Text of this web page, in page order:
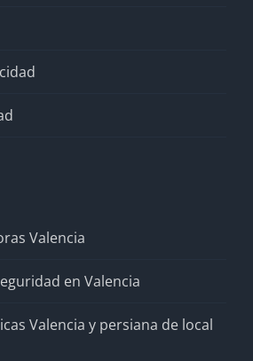
Valencia
en Valencia
Valencia y persiana de local